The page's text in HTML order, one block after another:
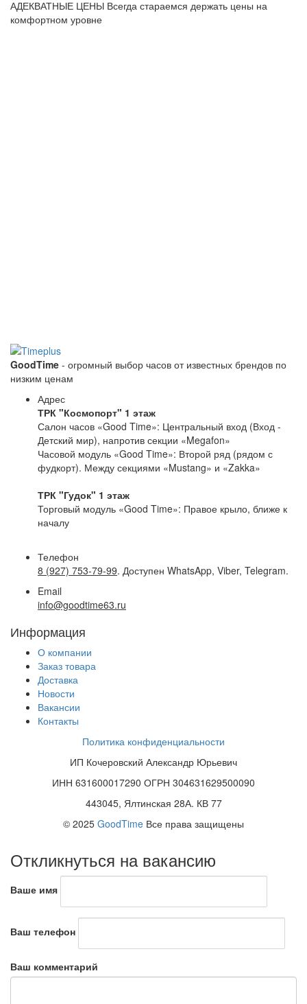
АДЕКВАТНЫЕ ЦЕНЫ Всегда стараемся держать цены на
комфортном уровне
GoodTime - огромный выбор часов от известных брендов по
низким ценам
Адрес
ТРК "Космопорт" 1 этаж
Салон часов «Good Time»: Центральный вход (Вход -
Детский мир), напротив секции «Megafon»
Часовой модуль «Good Time»: Второй ряд (рядом с
фудкорт). Между секциями «Mustang» и «Zakka»
ТРК "Гудок" 1 этаж
Торговый модуль «Good Time»: Правое крыло, ближе к
началу
Телефон
8 (927) 753-79-99. Доступен WhatsApp, Viber, Telegram.
Email
info@goodtime63.ru
Информация
О компании
Заказ товара
Доставка
Новости
Вакансии
Контакты
Политика конфиденциальности
ИП Кочеровский Александр Юрьевич
ИНН 631600017290 ОГРН 304631629500090
443045, Ялтинская 28А. КВ 77
© 2025 GoodTime Все права защищены
Откликнуться на вакансию
Ваше имя
Ваш телефон
Ваш комментарий